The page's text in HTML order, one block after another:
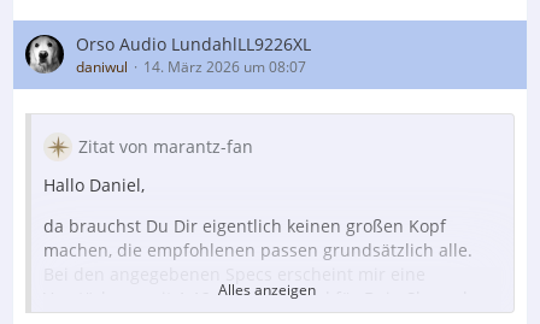
Orso Audio LundahlLL9226XL
daniwul 14. März 2026 um 08:07
Zitat von marantz-fan
Hallo Daniel,
da brauchst Du Dir eigentlich keinen großen Kopf
machen, die empfohlenen passen grundsätzlich alle.
Verstärkung mit 1:12 .. 1:16 optimal für Dein Skyanalog-
Alles anzeigen